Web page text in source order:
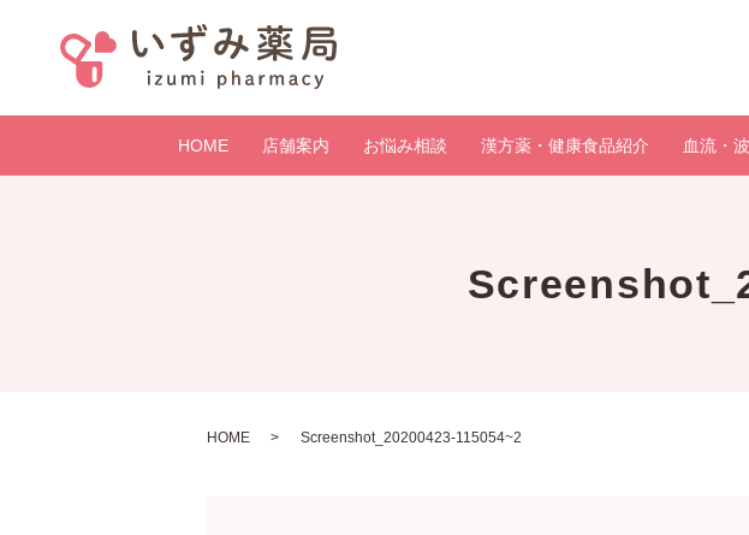
HOME 店舗案内 お悩み相談 漢方薬・健康食品紹介 血流・
HOME Screenshot_20200423-115054~2